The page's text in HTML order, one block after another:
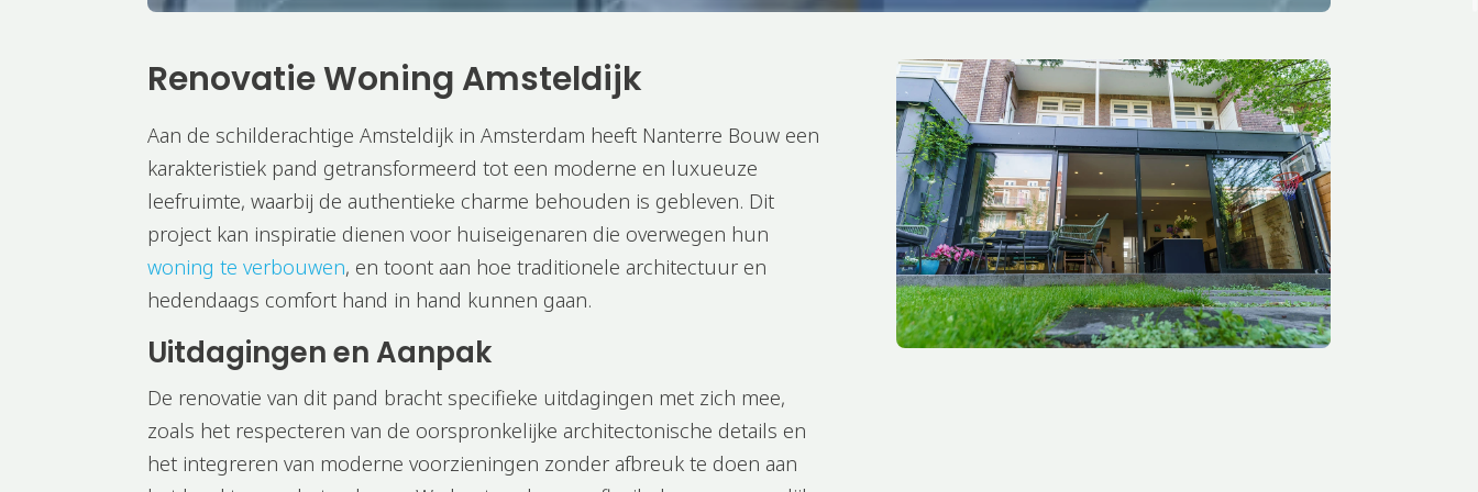
Renovatie Woning Amsteldijk
Aan de schilderachtige Amsteldijk in Amsterdam heeft Nanterre Bouw een
karakteristiek pand getransformeerd tot een moderne en luxueuze
leefruimte, waarbij de authentieke charme behouden is gebleven. Dit
project kan inspiratie dienen voor huiseigenaren die overwegen hun
woning te verbouwen, en toont aan hoe traditionele architectuur en
hedendaags comfort hand in hand kunnen gaan.​
Uitdagingen en Aanpak
De renovatie van dit pand bracht specifieke uitdagingen met zich mee,
zoals het respecteren van de oorspronkelijke architectonische details en
het integreren van moderne voorzieningen zonder afbreuk te doen aan